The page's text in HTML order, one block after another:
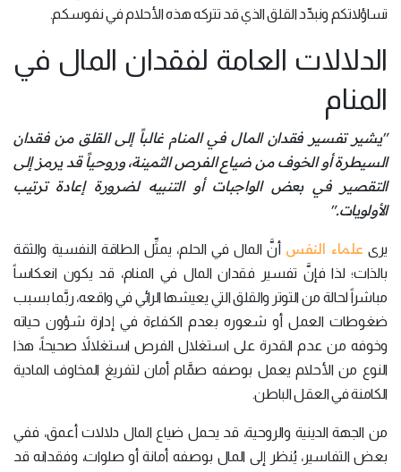
تساؤلاتكم ونبدِّد القلق الذي قد تتركه هذه الأحلام في نفوسكم.
الدلالات العامة لفقدان المال في
المنام
"يشير تفسير فقدان المال في المنام غالباً إلى القلق من فقدان
السيطرة أو الخوف من ضياع الفرص الثمينة، وروحياً قد يرمز إلى
التقصير في بعض الواجبات أو التنبيه لضرورة إعادة ترتيب
الأولويات."
يرى علماء النفس أنَّ المال في الحلم، يمثِّل الطاقة النفسية والثقة
بالذات؛ لذا فإنَّ تفسير فقدان المال في المنام، قد يكون انعكاساً
مباشراً لحالة من التوتر والقلق التي يعيشها الرائي في واقعه، ربَّما بسبب
ضغوطات العمل أو شعوره بعدم الكفاءة في إدارة شؤون حياته
وخوفه من عدم القدرة على استغلال الفرص استغلالاً صحيحاً، هذا
النوع من الأحلام يعمل بوصفه صمَّام أمان لتفريغ المخاوف المادية
الكامنة في العقل الباطن.
من الجهة الدينية والروحية، قد يحمل ضياع المال دلالات أعمق، ففي
بعض التفاسير، يُنظر إلى المال بوصفه أمانة أو صلوات، وفقدانه قد